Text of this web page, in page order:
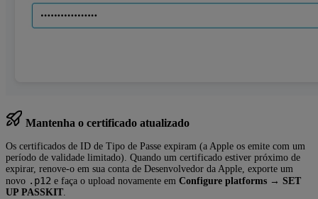
Mantenha o certificado atualizado
Os certificados de ID de Tipo de Passe expiram (a Apple os emite com um
período de validade limitado). Quando um certificado estiver próximo de
expirar, renove-o em sua conta de Desenvolvedor da Apple, exporte um
novo .p12 e faça o upload novamente em Configure platforms → SET
UP PASSKIT.